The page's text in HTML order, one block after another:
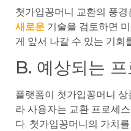
첫가입꽁머니 교환의 풍
새로운 기술을 검토하면
게 앞서 나갈 수 있는 기회
B. 예상되는
플랫폼이 첫가입꽁머니
라 사용자는 교환 프로세
다. 첫가입꽁머니의 가치